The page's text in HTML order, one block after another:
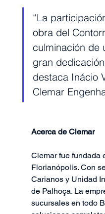
“La
obra del
culminación de
gran
destaca Inácio
Clemar
Acerca de Clemar
Clemar fue fundada
Florianópolis. Con
Carianos y Unidad
de Palhoça. La
sucursales en todo